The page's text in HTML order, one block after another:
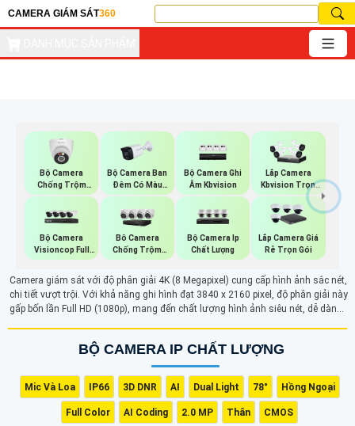
CAMERA GIÁM SÁT360
Bộ Camera
Chống Trộm
Kbvision
Bộ Camera Ban
Đêm Có Màu
Kbvision
Bộ Camera Ghi
Âm Kbvision
Lắp Camera
Kbvision Trọn
Gói
Bộ Camera
Visioncop Full
Color
Bô Camera
Chống Trộm
Hikvision
Bộ Camera Ip
Chất Lượng
Lắp Camera Giá
Rẻ Trọn Gói
Camera giám sát với độ phân giải 4K (8 Megapixel) cung cấp hình ảnh sắc nét,
chi tiết vượt trội. Với khả năng ghi hình đạt 3840 x 2160 pixel, độ phân giải này
gấp bốn lần Full HD (1080p), mang đến chất lượng hình ảnh siêu nét, dễ dàng
BỘ CAMERA IP CHẤT LƯỢNG
Mic Và Loa IP66 3D DNR AI Dual Light 78° Hồng Ngoại
Full Color AI Coding 2.0 MP Thân CMOS